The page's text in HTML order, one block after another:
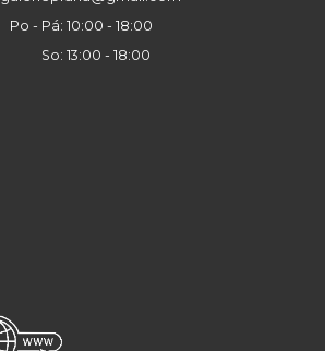
Po - Pá: 10:00 - 18:00
So: 13:00 - 18:00